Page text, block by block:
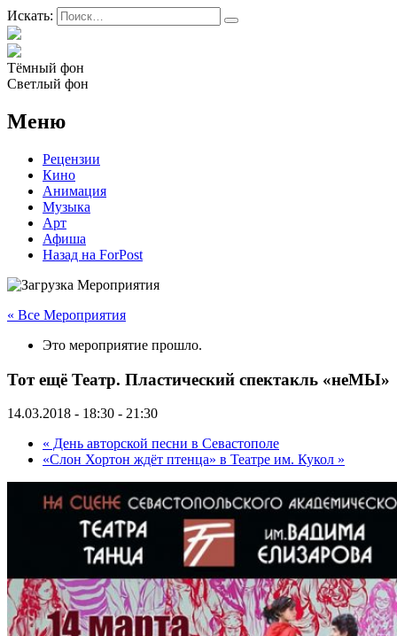
Искать:
Тёмный фон
Светлый фон
Меню
Рецензии
Кино
Анимация
Музыка
Арт
Афиша
Назад на ForPost
« Все Мероприятия
Это мероприятие прошло.
Тот ещё Театр. Пластический спектакль «неМЫ»
14.03.2018 - 18:30 - 21:30
« День авторской песни в Севастополе
«Слон Хортон ждёт птенца» в Театре им. Кукол »